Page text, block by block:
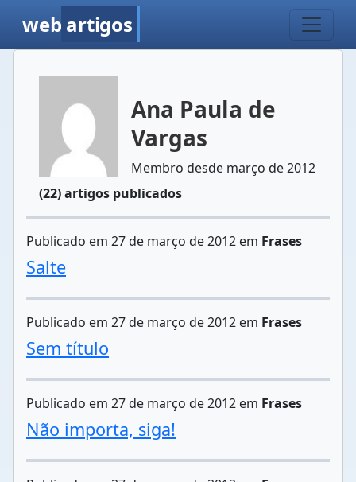
web artigos
Ana Paula de
Vargas
Membro desde março de 2012
(22) artigos publicados
Publicado em 27 de março de 2012 em Frases
Salte
Publicado em 27 de março de 2012 em Frases
Sem título
Publicado em 27 de março de 2012 em Frases
Não importa, siga!